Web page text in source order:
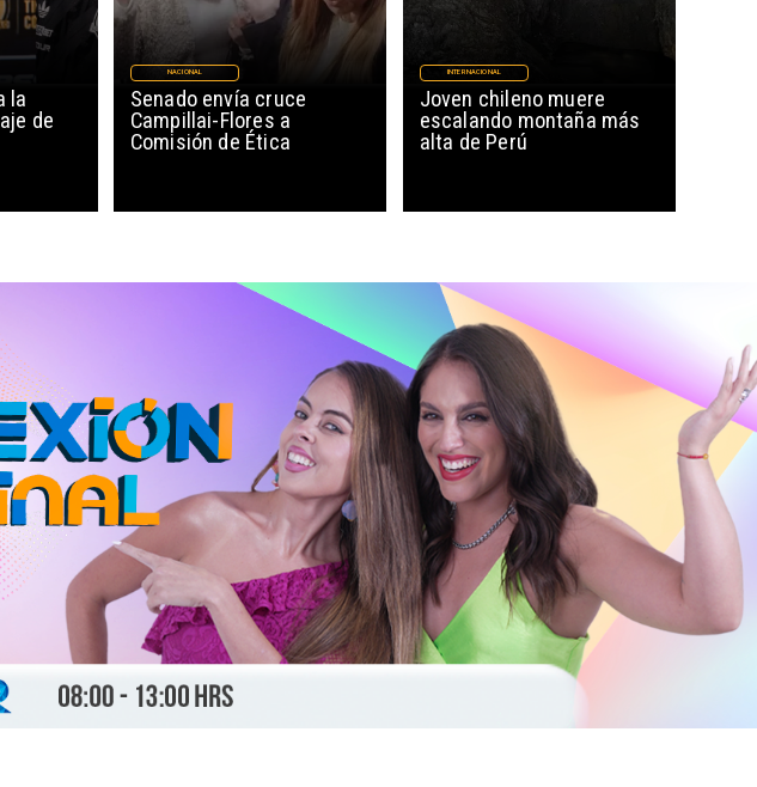
la
de
Senado envía cruce
Campillai-Flores a
Comisión de Ética
NACIONAL
Joven chileno muere
escalando montaña más
alta de Perú
INTERNACIONAL